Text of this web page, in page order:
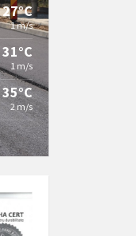
27°C
1 m/s
31°C
1 m/s
35°C
2 m/s